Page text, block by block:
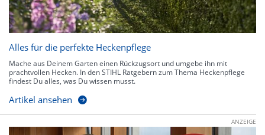
Alles für die perfekte Heckenpflege
Mache aus Deinem Garten einen Rückzugsort und umgebe ihn mit
prachtvollen Hecken. In den STIHL Ratgebern zum Thema Heckenpflege
findest Du alles, was Du wissen musst.
Artikel ansehen
ANZEIGE